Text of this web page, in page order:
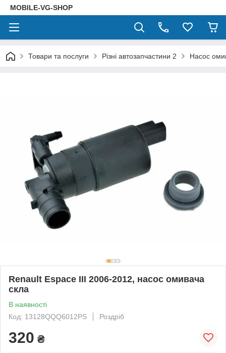
MOBILE-VG-SHOP
Товари та послуги Різні автозапчастини 2 Насос
Renault Espace III 2006-2012, насос омивача
скла
В наявності
Код: 13128QQQ6012PS
Роздріб
320 ₴